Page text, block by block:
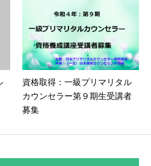
資格取得：一級プリマリタル
カウンセラー第９期生受講者
募集